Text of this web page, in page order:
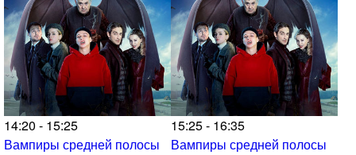
14:20 - 15:25
Вампиры средней полосы
15:25 - 16:35
Вампиры средней полосы